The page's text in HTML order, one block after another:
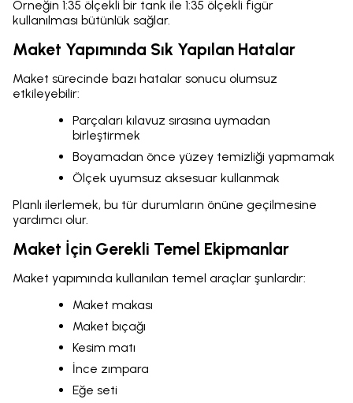
Örneğin 1:35 ölçekli bir tank ile 1:35 ölçekli figür
kullanılması bütünlük sağlar.
Maket Yapımında Sık Yapılan Hatalar
Maket sürecinde bazı hatalar sonucu olumsuz
etkileyebilir:
Parçaları kılavuz sırasına uymadan
birleştirmek
Boyamadan önce yüzey temizliği yapmamak
Ölçek uyumsuz aksesuar kullanmak
Planlı ilerlemek, bu tür durumların önüne geçilmesine
yardımcı olur.
Maket İçin Gerekli Temel Ekipmanlar
Maket yapımında kullanılan temel araçlar şunlardır:
Maket makası
Maket bıçağı
Kesim matı
İnce zımpara
Eğe seti